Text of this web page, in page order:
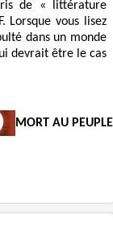
de « littérature
Lorsque vous lisez
dans un monde
devrait être le cas
MORT AU PEUPLE